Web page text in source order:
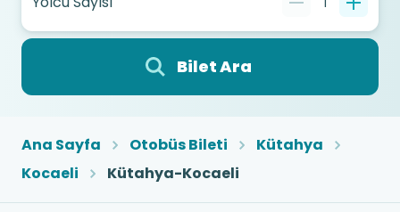
Bilet Ara
Ana Sayfa Otobüs Bileti
Kütahya
Kocaeli
Kütahya-Kocaeli